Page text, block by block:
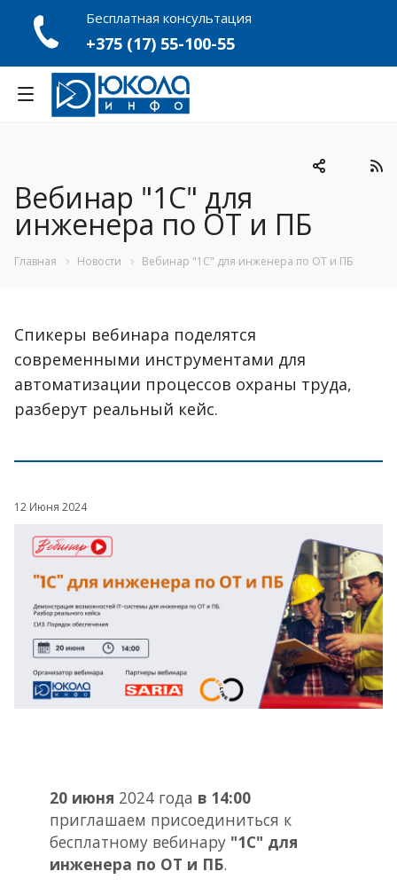
Бесплатная консультация
+375 (17) 55-100-55
Вебинар "1С" для
инженера по ОТ и ПБ
Главная Новости Вебинар "1С" для инженера по ОТ и ПБ
Спикеры вебинара поделятся
современными инструментами для
автоматизации процессов охраны труда,
разберут реальный кейс.
12 Июня 2024
20 июня 2024 года в 14:00
приглашаем присоединиться к
бесплатному вебинару "1С" для
инженера по ОТ и ПБ.